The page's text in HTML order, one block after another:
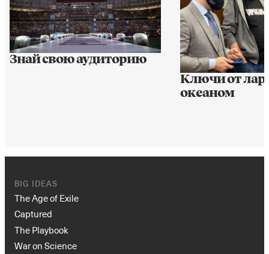
Знай свою аудиторию
Ключи от
океаном
BIG IDEAS
The Age of Exile
Captured
The Playbook
War on Science